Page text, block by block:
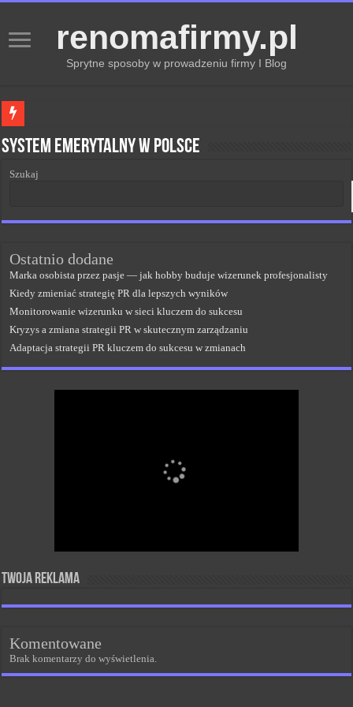
renomafirmy.pl
Sprytne sposoby w prowadzeniu firmy I Blog
Marka osobista przez pasje — jak hobby buduje wizerunek profesjonalisty
System emerytalny w Polsce
Szukaj
Ostatnio dodane
Marka osobista przez pasje — jak hobby buduje wizerunek profesjonalisty
Kiedy zmieniać strategię PR dla lepszych wyników
Monitorowanie wizerunku w sieci kluczem do sukcesu
Kryzys a zmiana strategii PR w skutecznym zarządzaniu
Adaptacja strategii PR kluczem do sukcesu w zmianach
Twoja reklama
Komentowane
Brak komentarzy do wyświetlenia.